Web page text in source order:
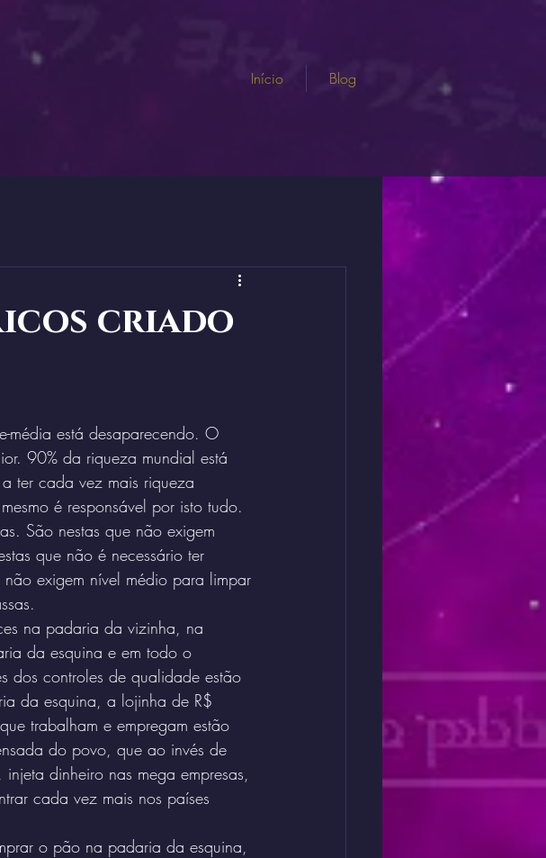
Início Blog
criado
média está desaparecendo. O
90% da riqueza mundial está
ter cada vez mais riqueza
é responsável por isto tudo.
São nestas que não exigem
que não é necessário ter
exigem nível médio para limpar
na padaria da vizinha, na
da esquina e em todo o
dos controles de qualidade estão
da esquina, a lojinha de R$
trabalham e empregam estão
do povo, que ao invés de
dinheiro nas mega empresas,
cada vez mais nos países
o pão na padaria da esquina,